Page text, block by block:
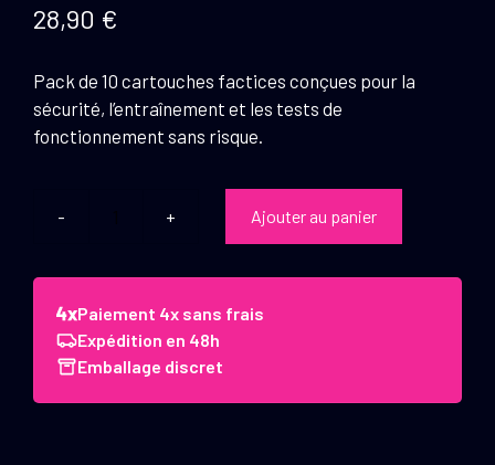
28,90 €
Pack de 10 cartouches factices conçues pour la
sécurité, l’entraînement et les tests de
fonctionnement sans risque.
quantité
Country
douilles
amortisseur
.44
Ajouter au panier
Paiement 4x sans frais
Expédition en 48h
Emballage discret